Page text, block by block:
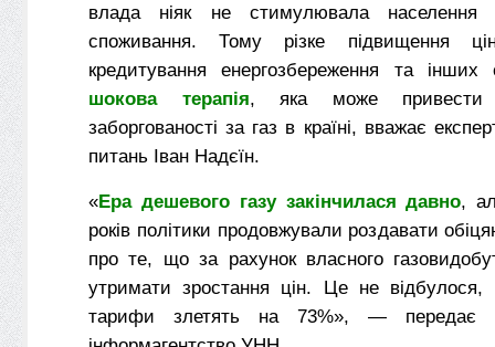
влада ніяк не стимулювала населення
споживання. Тому різке підвищення
кредитування енергозбереження та
шокова терапія, яка може привести
заборгованості за газ в країні, вважає
питань Іван Надєїн.
«Ера дешевого газу закінчилася давно,
років політики продовжували роздавати
про те, що за рахунок власного
утримати зростання цін. Це не відбулося,
тарифи злетять на 73%», — передає